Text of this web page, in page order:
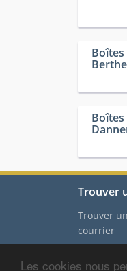
Les cookies nous
Trouver
Trouver
courrier